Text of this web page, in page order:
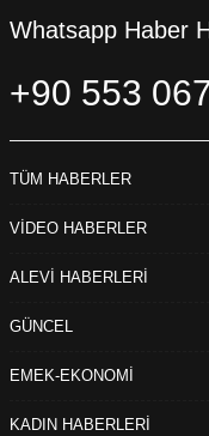
Whatsapp Haber
+90 553
TÜM HABERLER
VİDEO HABERLER
ALEVİ HABERLERİ
GÜNCEL
EMEK-EKONOMİ
KADIN HABERLERİ